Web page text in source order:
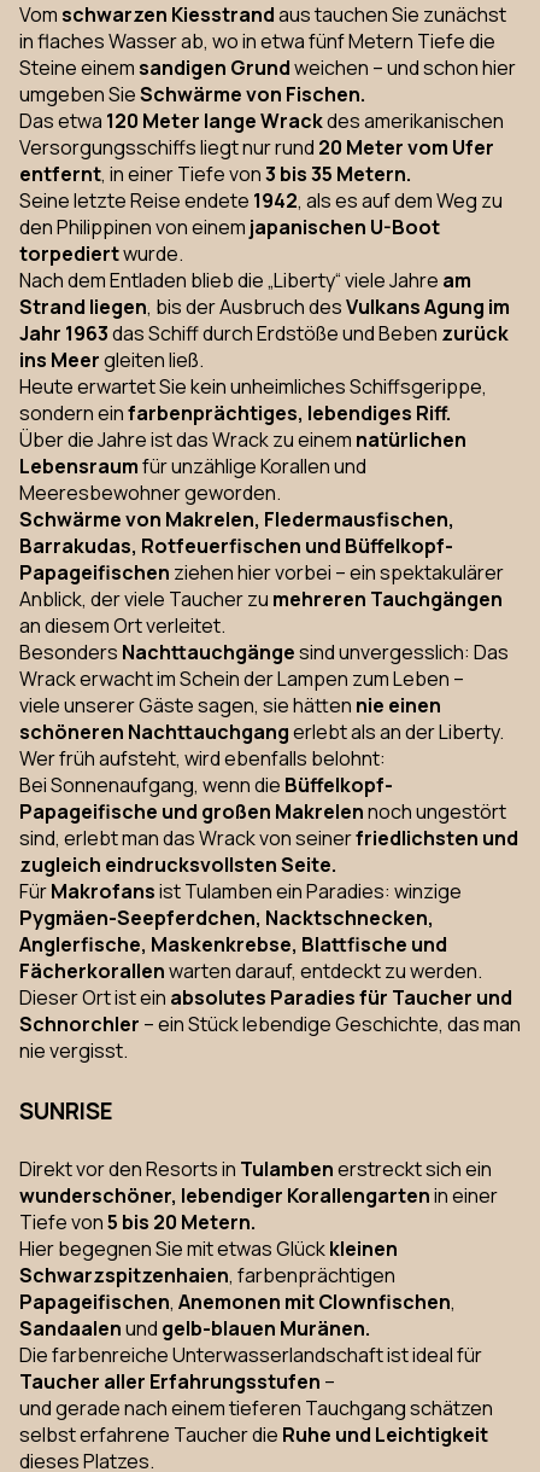
Vomschwarzen Kiesstrandaus tauchen Sie zunächst
in flaches Wasser ab, wo in etwa fünf Metern Tiefe die
Steine einemsandigen Grundweichen – und schon hier
umgeben SieSchwärme von Fischen.
Das etwa 120 Meter lange Wrackdes amerikanischen
Versorgungsschiffs liegt nur rund 20 Meter vom Ufer
entfernt, in einer Tiefe von3 bis 35 Metern.
Seine letzte Reise endete 1942, als es auf dem Weg zu
den Philippinen von einem japanischen U-Boot
torpediertwurde.
Nach dem Entladen blieb die „Liberty“ viele Jahre am
Strand liegen, bis der Ausbruch desVulkans Agung im
Jahr 1963das Schiff durch Erdstöße und Beben zurück
ins Meergleiten ließ.
Heute erwartet Sie kein unheimliches Schiffsgerippe,
sondern einfarbenprächtiges, lebendiges Riff.
Über die Jahre ist das Wrack zu einem natürlichen
Lebensraumfür unzählige Korallen und
Meeresbewohner geworden.
Schwärme von Makrelen, Fledermausfischen,
Barrakudas, Rotfeuerfischen und Büffelkopf-
Papageifischen ziehen hier vorbei – ein spektakulärer
Anblick, der viele Taucher zu mehreren Tauchgängen
an diesem Ort verleitet.
Besonders Nachttauchgängesind unvergesslich: Das
Wrack erwacht im Schein der Lampen zum Leben –
viele unserer Gäste sagen, sie hätten nie einen
schöneren Nachttauchgangerlebt als an der Liberty.
Wer früh aufsteht, wird ebenfalls belohnt:
Bei Sonnenaufgang, wenn die Büffelkopf-
Papageifische und großen Makrelennoch ungestört
sind, erlebt man das Wrack von seinerfriedlichsten und
zugleich eindrucksvollsten Seite.
FürMakrofansist Tulamben ein Paradies: winzige
Pygmäen-Seepferdchen, Nacktschnecken,
Anglerfische, Maskenkrebse, Blattfische und
Fächerkorallenwarten darauf, entdeckt zu werden.
Dieser Ort ist ein absolutes Paradies für Taucher und
Schnorchler – ein Stück lebendige Geschichte, das man
nie vergisst.
SUNRISE
Direkt vor den Resorts in Tulambenerstreckt sich ein
wunderschöner, lebendiger Korallengartenin einer
Tiefe von5 bis 20 Metern.
Hier begegnen Sie mit etwas Glückkleinen
Schwarzspitzenhaien, farbenprächtigen
Papageifischen, Anemonen mit Clownfischen,
Sandaalenund gelb-blauen Muränen.
Die farbenreiche Unterwasserlandschaft ist ideal für
Taucher aller Erfahrungsstufen –
und gerade nach einem tieferen Tauchgang schätzen
selbst erfahrene Taucher die Ruhe und Leichtigkeit
dieses Platzes.